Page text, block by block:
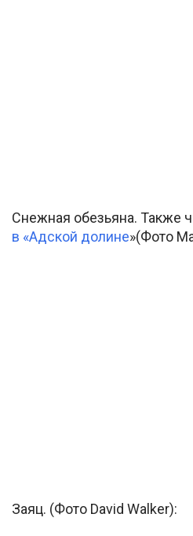
Снежная обезьяна. Также
в «Адской долине»(Фото
Заяц. (Фото David Walker):